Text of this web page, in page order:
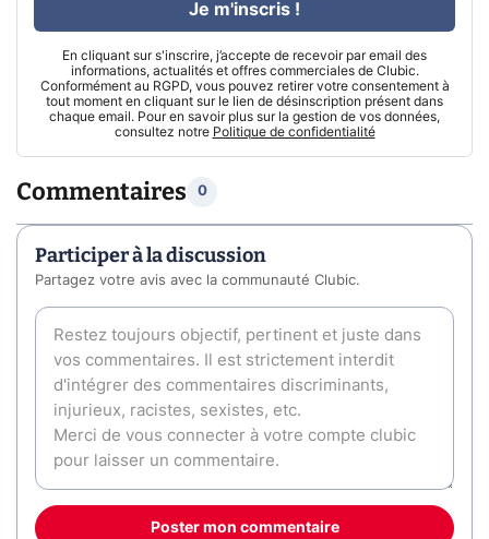
En cliquant sur s'inscrire, j’accepte de recevoir par email des
informations, actualités et offres commerciales de Clubic.
Conformément au RGPD, vous pouvez retirer votre consentement à
tout moment en cliquant sur le lien de désinscription présent dans
chaque email. Pour en savoir plus sur la gestion de vos données,
consultez notre Politique de confidentialité
Je m'inscris !
Commentaires 0
Participer à la discussion
Partagez votre avis avec la communauté Clubic.
Poster mon commentaire